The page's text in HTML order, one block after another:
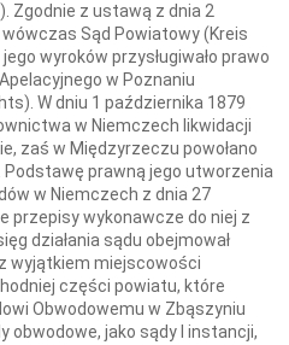
Zgodnie z ustawą z dnia 2
Sąd Powiatowy (Kreis
wyroków przysługiwało prawo
w Poznaniu
W dniu 1 października 1879
w Niemczech likwidacji
zaś w Międzyrzeczu powołano
prawną jego utworzenia
w Niemczech z dnia 27
przepisy wykonawcze do niej z
działania sądu obejmował
wyjątkiem miejscowości
części powiatu, które
Obwodowemu w Zbąszyniu
jako sądy I instancji,